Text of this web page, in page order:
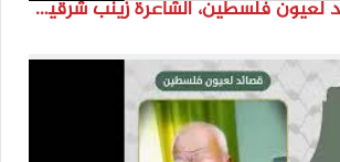
انتماء2021: قصائد لعيون فلسطين، الشاعرة زينب شرقية، لبنان